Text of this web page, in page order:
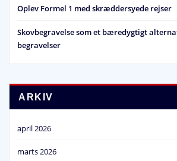
Oplev Formel 1 med skræddersyede rejser
Skovbegravelse som et bæredygtigt
begravelser
ARKIV
april 2026
marts 2026